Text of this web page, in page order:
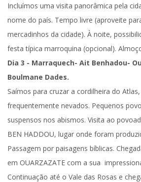
Incluímos uma visita panorâmica pela
nome do país. Tempo livre (aproveite
mercadinhos da cidade). À noite,
festa típica marroquina (opcional).
Dia 3 - Marraquech- Ait Benhadou-
Boulmane Dades.
Saímos para cruzar a cordilheira do
frequentemente nevados. Pequenos
suspensos nos abismos. Visita ao
BEN HADDOU, lugar onde foram
Passagem por paisagens bíblicas.
em OUARZAZATE com a sua
Continuação até o Vale das Rosas e